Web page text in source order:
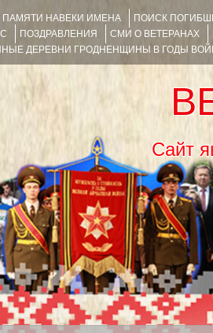
ПАМЯТИ НАВЕКИ ИМЕНА ПОИСК
ПОЗДРАВЛЕНИЯ СМИ О ВЕТЕРАНАХ
ДЕРЕВНИ ГРОДНЕНЩИНЫ В ГОДЫ
Сайт